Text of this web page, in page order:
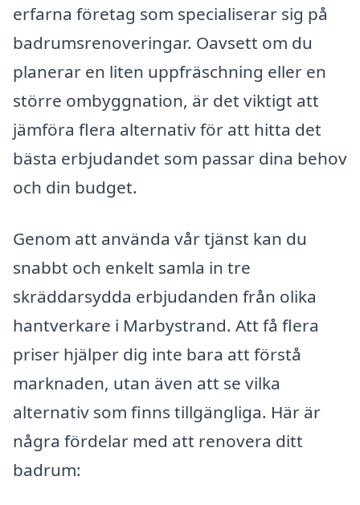
erfarna företag som specialiserar sig på
badrumsrenoveringar. Oavsett om du
planerar en liten uppfräschning eller en
större ombyggnation, är det viktigt att
jämföra flera alternativ för att hitta det
bästa erbjudandet som passar dina behov
och din budget.
Genom att använda vår tjänst kan du
snabbt och enkelt samla in tre
skräddarsydda erbjudanden från olika
hantverkare i Marbystrand. Att få flera
priser hjälper dig inte bara att förstå
marknaden, utan även att se vilka
alternativ som finns tillgängliga. Här är
några fördelar med att renovera ditt
badrum: